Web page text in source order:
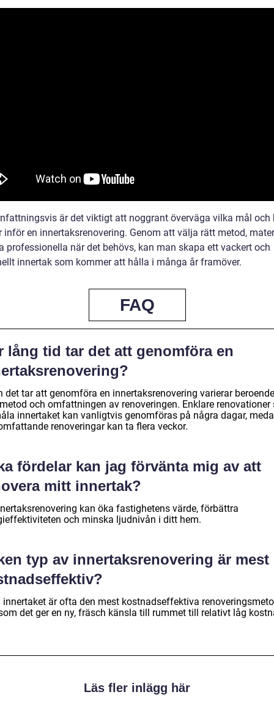
är det viktigt att noggrant överväga vilka mål och
inför en innertaksrenovering. Genom att välja rätt metod,
professionella när det behövs, kan man skapa ett vackert och
innertak som kommer att hålla i många år framöver.
FAQ
lång tid tar det att genomföra en
det tar att genomföra en innertaksrenovering varierar
och omfattningen av renoveringen. Enklare renovationer
innertaket kan vanligtvis genomföras på några dagar,
renoveringar kan ta flera veckor.
fördelar kan jag förvänta mig av att
mitt innertak?
kan öka fastighetens värde, förbättra
och minska ljudnivån i ditt hem.
typ av innertaksrenovering är mest
innertaket är ofta den mest kostnadseffektiva
det ger en ny, fräsch känsla till rummet till relativt låg
Läs fler inlägg här